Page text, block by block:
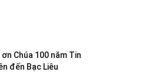
ơn Chúa 100 năm Tin
đến Bạc Liêu